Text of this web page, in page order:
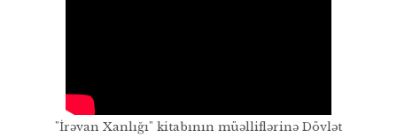
"İrəvan Xanlığı" kitabının müəlliflərinə Dövlət